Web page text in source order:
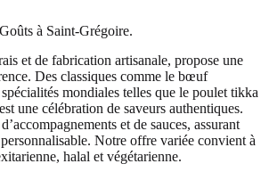
à Saint-Grégoire.
et de fabrication artisanale, propose une
Des classiques comme le bœuf
mondiales telles que le poulet tikka
une célébration de saveurs authentiques.
et de sauces, assurant
Notre offre variée convient à
halal et végétarienne.